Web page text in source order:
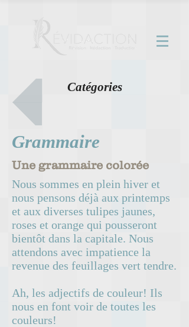
Catégories
Grammaire
Une grammaire colorée
Nous sommes en plein hiver et
nous pensons déjà aux printemps
et aux diverses tulipes jaunes,
roses et orange qui pousseront
bientôt dans la capitale. Nous
attendons avec impatience la
revenue des feuillages vert tendre.
Ah, les adjectifs de couleur! Ils
nous en font voir de toutes les
couleurs!